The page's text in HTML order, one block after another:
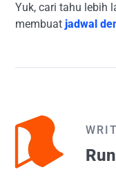
Yuk, cari tahu lebih
membuatjadwal